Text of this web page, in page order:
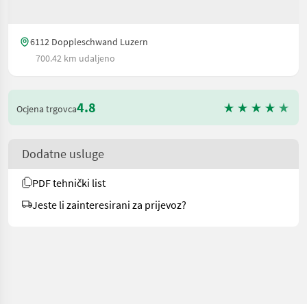
6112 Doppleschwand Luzern
700.42 km udaljeno
Ocjena trgovca4.8
Dodatne usluge
PDF tehnički list
Jeste li zainteresirani za prijevoz?